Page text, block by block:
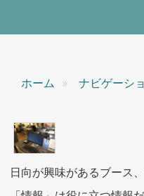
ホーム ナビゲーシ
日向が興味があるブース